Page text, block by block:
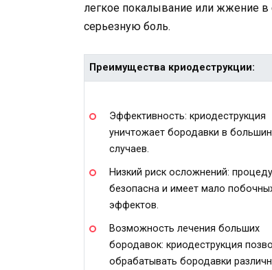
легкое покалывание или жжение в
серьезную боль.
Преимущества криодеструкции:
Эффективность: криодеструкция
уничтожает бородавки в
случаев.
Низкий риск осложнений:
безопасна и имеет мало
эффектов.
Возможность лечения больших
бородавок: криодеструкция
обрабатывать бородавки